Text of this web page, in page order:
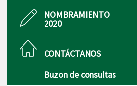
NOMBRAMIENTO
2020
CONTÁCTANOS
Buzon de consultas